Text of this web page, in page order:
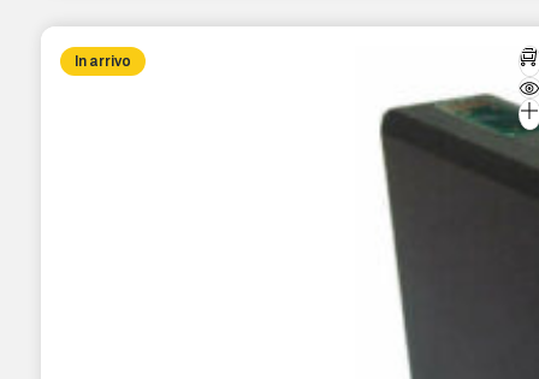
In arrivo